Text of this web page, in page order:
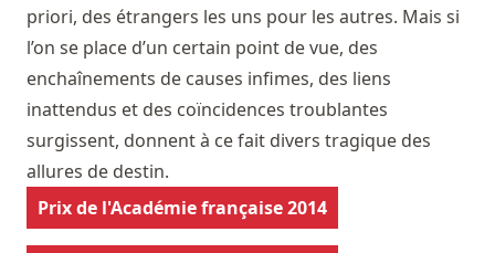
priori, des étrangers les uns pour les autres. Mais si
l’on se place d’un certain point de vue, des
enchaînements de causes infimes, des liens
inattendus et des coïncidences troublantes
surgissent, donnent à ce fait divers tragique des
allures de destin.
Prix de l'Académie française 2014